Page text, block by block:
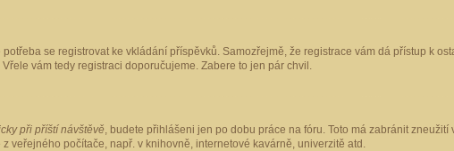
se registrovat ke vkládání příspěvků. Samozřejmě, že registrace vám dá přístup k
vám tedy registraci doporučujeme. Zabere to jen pár chvil.
při příští návštěvě, budete přihlášeni jen po dobu práce na fóru. Toto má zabránit
veřejného počítače, např. v knihovně, internetové kavárně, univerzitě atd.